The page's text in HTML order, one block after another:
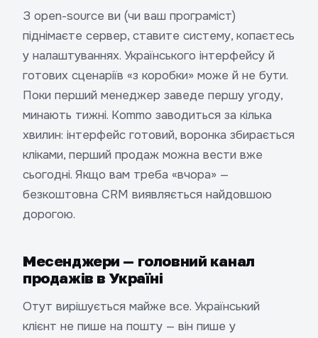
З open-source ви (чи ваш програміст)
піднімаєте сервер, ставите систему, копаєтесь
у налаштуваннях. Українського інтерфейсу й
готових сценаріїв «з коробки» може й не бути.
Поки перший менеджер заведе першу угоду,
минають тижні. Kommo заводиться за кілька
хвилин: інтерфейс готовий, воронка збирається
кліками, перший продаж можна вести вже
сьогодні. Якщо вам треба «вчора» —
безкоштовна CRM виявляється найдовшою
дорогою.
Месенджери — головний канал
продажів в Україні
Отут вирішується майже все. Український
клієнт не пише на пошту — він пише у